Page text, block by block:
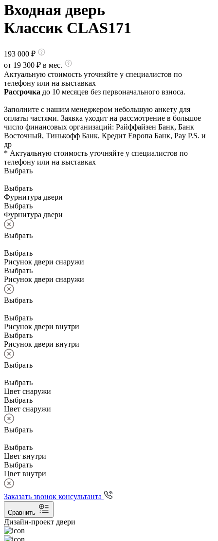
Входная дверь
Классик CLAS171
193 000 ₽
от 19 300 ₽ в мес.
Актуальную стоимость уточняйте у специалистов по
телефону или на выставках
Рассрочка до 10 месяцев без первоначального взноса.
Заполните с нашим менеджером небольшую анкету для
оплаты частями. Заявка уходит на рассмотрение в большое
число финансовых организаций: Райффайзен Банк, Банк
Восточный, Тинькофф Банк, Кредит Европа Банк, Pay P.S. и
др
* Актуальную стоимость уточняйте у специалистов по
телефону или на выставках
Выбрать
Выбрать
Фурнитура двери
Выбрать
Фурнитура двери
Выбрать
Выбрать
Рисунок двери снаружи
Выбрать
Рисунок двери снаружи
Выбрать
Выбрать
Рисунок двери внутри
Выбрать
Рисунок двери внутри
Выбрать
Выбрать
Цвет снаружи
Выбрать
Цвет снаружи
Выбрать
Выбрать
Цвет внутри
Выбрать
Цвет внутри
Заказать звонок консультанта
Сравнить
Дизайн-проект двери